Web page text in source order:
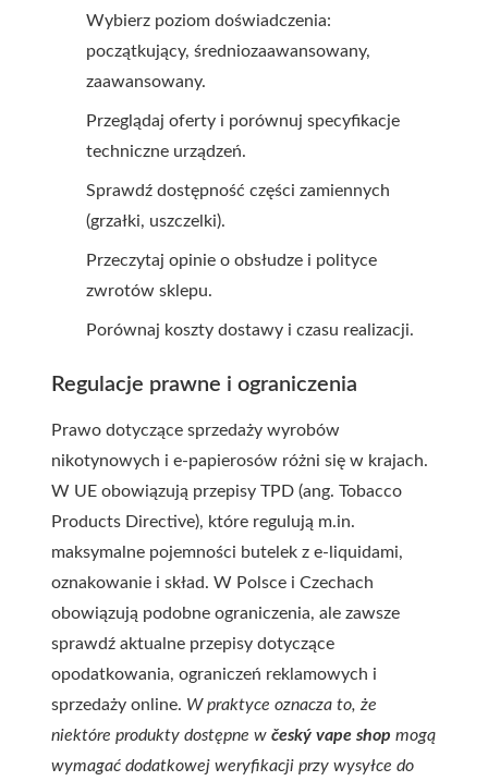
Wybierz poziom doświadczenia:
początkujący, średniozaawansowany,
zaawansowany.
Przeglądaj oferty i porównuj specyfikacje
techniczne urządzeń.
Sprawdź dostępność części zamiennych
(grzałki, uszczelki).
Przeczytaj opinie o obsłudze i polityce
zwrotów sklepu.
Porównaj koszty dostawy i czasu realizacji.
Regulacje prawne i ograniczenia
Prawo dotyczące sprzedaży wyrobów
nikotynowych i e-papierosów różni się w krajach.
W UE obowiązują przepisy TPD (ang. Tobacco
Products Directive), które regulują m.in.
maksymalne pojemności butelek z e-liquidami,
oznakowanie i skład. W Polsce i Czechach
obowiązują podobne ograniczenia, ale zawsze
sprawdź aktualne przepisy dotyczące
opodatkowania, ograniczeń reklamowych i
sprzedaży online. W praktyce oznacza to, że
niektóre produkty dostępne w český vape shop mogą
wymagać dodatkowej weryfikacji przy wysyłce do